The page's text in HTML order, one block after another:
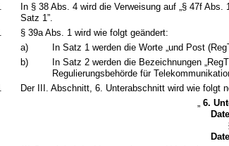
In § 38 Abs. 4 wird die Verweisung auf „§ 47f
Satz 1”.
§ 39a Abs. 1 wird wie folgt geändert:
a)
In Satz 1 werden die Worte „und Post
b)
In Satz 2 werden die Bezeichnungen
Regulierungsbehörde für
Der III. Abschnitt, 6. Unterabschnitt wird wie folgt
„6.